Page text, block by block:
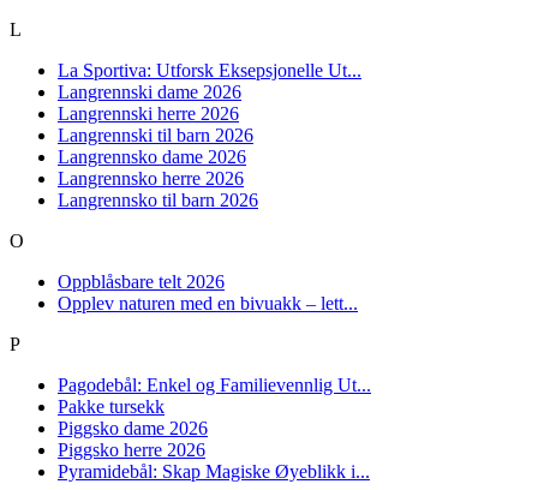
L
La Sportiva: Utforsk Eksepsjonelle Ut...
Langrennski dame 2026
Langrennski herre 2026
Langrennski til barn 2026
Langrennsko dame 2026
Langrennsko herre 2026
Langrennsko til barn 2026
O
Oppblåsbare telt 2026
Opplev naturen med en bivuakk – lett...
P
Pagodebål: Enkel og Familievennlig Ut...
Pakke tursekk
Piggsko dame 2026
Piggsko herre 2026
Pyramidebål: Skap Magiske Øyeblikk i...